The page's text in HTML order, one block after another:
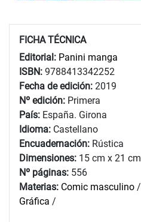
FICHA TÉCNICA
Editorial: Panini manga
ISBN: 9788413342252
Fecha de edición: 2019
Nº edición: Primera
País: España. Girona
Idioma: Castellano
Encuadernación: Rústica
Dimensiones: 15 cm x 21 cm
Nº páginas: 556
Materias: Comic masculino /
Gráfica /